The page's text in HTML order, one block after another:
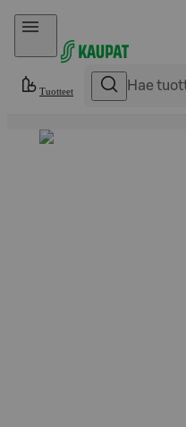
Hyppää sisältöön
Tuotteet